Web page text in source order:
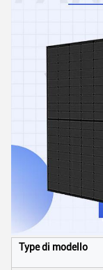
Type di modello